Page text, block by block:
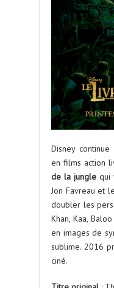
Disney
en films action
de la junglequi
Jon Favreau et
doubler les
Khan, Kaa,
en images de
sublime. 2016
ciné.